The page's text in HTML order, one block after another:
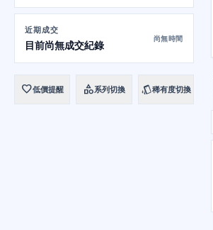
近期成交
目前尚無成交紀錄
尚無時間
favorite低價提醒 category系列切換 style稀有度切換